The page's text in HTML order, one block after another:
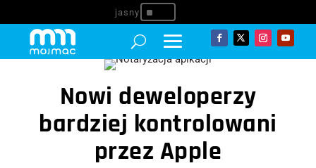
^
Nowi deweloperzy
bardziej kontrolowani
przez Apple